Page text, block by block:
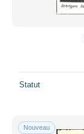
Statut
Nouveau